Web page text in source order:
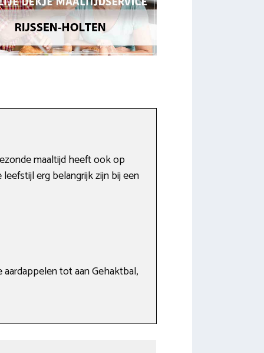
maaltijd heeft ook op
erg belangrijk zijn bij een
tot aan Gehaktbal,